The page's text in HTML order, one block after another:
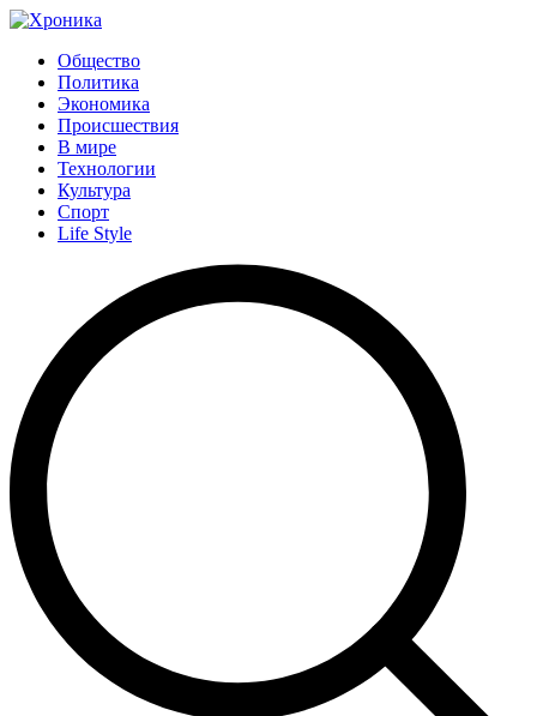
Общество
Политика
Экономика
Происшествия
В мире
Технологии
Культура
Спорт
Life Style